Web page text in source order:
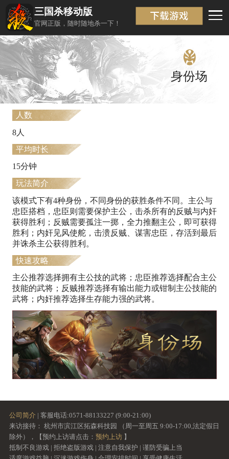
三国杀移动版
官网正版，随时随地杀一下！
返回
身份场
人数
8人
平均时长
15分钟
玩法简介
该模式下有4种身份，不同身份的获胜条件不同。主公与
忠臣搭档，忠臣则需要保护主公，击杀所有的反贼与内奸
获得胜利；反贼需要孤注一掷，全力推翻主公，即可获得
胜利；内奸见风使舵，击溃反贼、谋害忠臣，存活到最后
并诛杀主公获得胜利。
快速攻略
主公推荐选择拥有主公技的武将；忠臣推荐选择配合主公
技能的武将；反贼推荐选择有输出能力或钳制主公技能的
武将；内奸推荐选择生存能力强的武将。
公司简介 | 客服电话:0571-88133227 (9:00-21:00)
来访接待： 杭州市滨江区拓森科技园 （周一至周五 9:00-17:00,法定假日
除外），【预约上访请点击： 预约上访】
抵制不良游戏 | 拒绝盗版游戏 | 注意自我保护 | 谨防受骗上当